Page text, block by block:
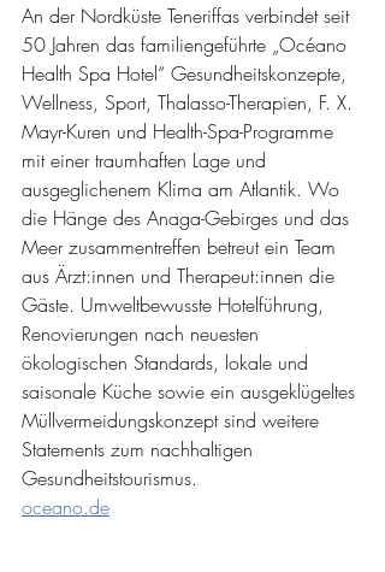
An der Nordküste Teneriffas verbindet seit
50 Jahren das familiengeführte „Océano
Health Spa Hotel“ Gesundheitskonzepte,
Wellness, Sport, Thalasso-Therapien, F. X.
Mayr-Kuren und Health-Spa-Programme
mit einer traumhaften Lage und
ausgeglichenem Klima am Atlantik. Wo
die Hänge des Anaga-Gebirges und das
Meer zusammentreffen betreut ein Team
aus Ärzt:innen und Therapeut:innen die
Gäste. Umweltbewusste Hotelführung,
Renovierungen nach neuesten
ökologischen Standards, lokale und
saisonale Küche sowie ein ausgeklügeltes
Müllvermeidungskonzept sind weitere
Statements zum nachhaltigen
Gesundheitstourismus.
oceano.de